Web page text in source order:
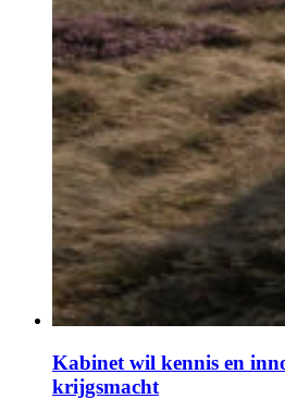
Kabinet wil kennis en
krijgsmacht